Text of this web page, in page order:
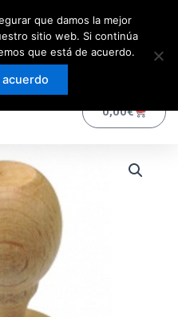
0,00€Carrito
que damos la mejor
sitio web. Si continúa
que está de acuerdo.